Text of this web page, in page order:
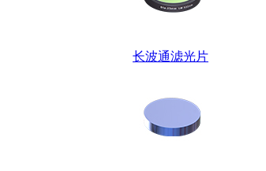
长波通滤光片